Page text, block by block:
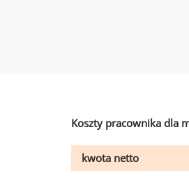
Koszty pracownika dla
kwota netto